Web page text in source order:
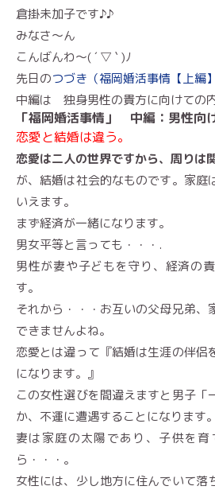
倉掛未加子です♪♪
みなさ～ん
こんばんわ～( ´ ▽ ` )ﾉ
先日のつづき（福岡婚活事情【上編
中編は 独身男性の貴方に向けての
「福岡婚活事情」 中編：男性向
恋愛と結婚は違う。
恋愛は二人の世界ですから、周りは
が、結婚は社会的なものです。家庭
いえます。
まず経済が一緒になります。
男女平等と言っても・・・.
男性が妻や子どもを守り、経済の
す。
それから・・・お互いの父母兄弟、
できませんよね。
恋愛とは違って『結婚は生涯の伴侶
になります。』
この女性選びを間違えますと男子「
か、不運に遭遇することになります。
妻は家庭の太陽であり、子供を
ら・・・。
女性には、少し地方に住んでいて落